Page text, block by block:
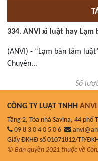
334. ANVI xì luật hay Lạm
(ANVI) - “Lạm bàn tám
Chuyên...
Số
CÔNG TY LUẬT TNHH ANVI
Tầng 2, Tòa nhà Savina, 44 phố
09 8 3 0 4 0 5 0 6
Giấy ĐKHĐ số 01071812/TP/
© Bản quyền 2021 thuộc về